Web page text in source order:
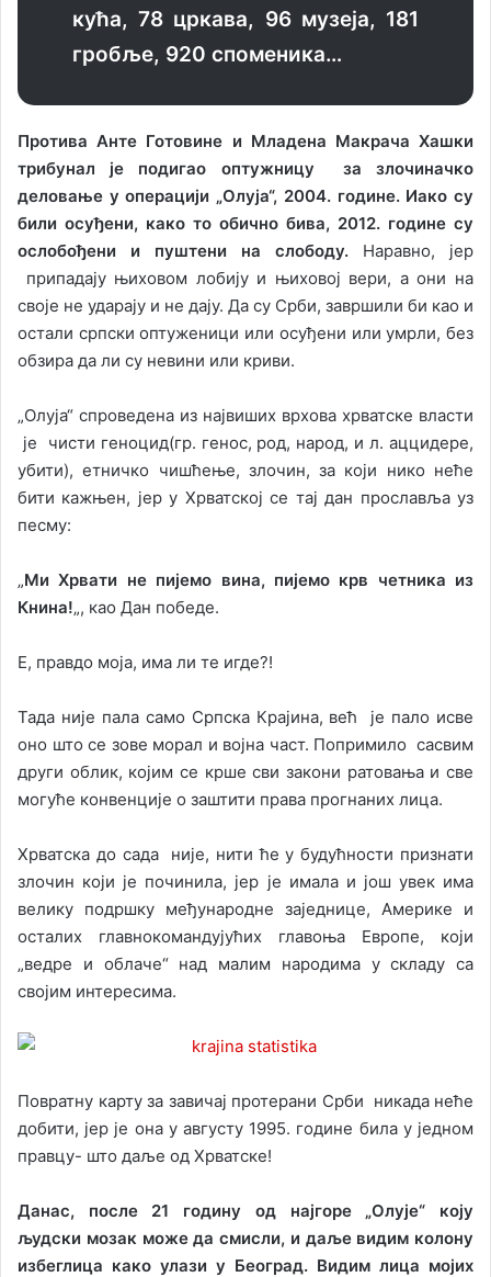
кућа, 78 цркава, 96 музеја, 181
гробље, 920 споменика…
Протива Анте Готовине и Младена Макрача Хашки
трибунал је подигао оптужницу за злочиначко
деловање у операцији „Олуја“, 2004. године. Иако су
били осуђени, како то обично бива, 2012. године су
ослобођени и пуштени на слободу. Наравно, јер
припадају њиховом лобију и њиховој вери, а они на
своје не ударају и не дају. Да су Срби, завршили би као и
остали српски оптуженици или осуђени или умрли, без
обзира да ли су невини или криви.
„Олуја“ спроведена из највиших врхова хрватске власти
је чисти геноцид(гр. генос, род, народ, и л. аццидере,
убити), етничко чишћење, злочин, за који нико неће
бити кажњен, јер у Хрватској се тај дан прославља уз
песму:
„Ми Хрвати не пијемо вина, пијемо крв четника из
Книна!„, као Дан победе.
Е, правдо моја, има ли те игде?!
Тада није пала само Српска Крајина, већ је пало исве
оно што се зове морал и војна част. Попримило сасвим
други облик, којим се крше сви закони ратовања и све
могуће конвенције о заштити права прогнаних лица.
Хрватска до сада није, нити ће у будућности признати
злочин који је починила, јер је имала и још увек има
велику подршку међународне заједнице, Америке и
осталих главнокомандујућих главоња Европе, који
„ведре и облаче“ над малим народима у складу са
својим интересима.
Повратну карту за завичај протерани Срби никада неће
добити, јер је она у августу 1995. године била у једном
правцу- што даље од Хрватске!
Данас, после 21 годину од најгоре „Олује“ коју
људски мозак може да смисли, и даље видим колону
избеглица како улази у Београд. Видим лица мојих